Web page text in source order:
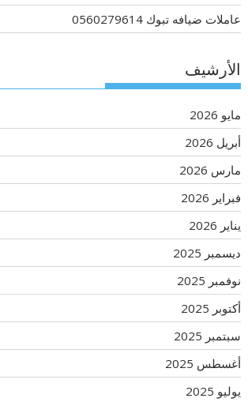
عاملات ضيافه تبوك 0560279614
الأرشيف
مايو 2026
أبريل 2026
مارس 2026
فبراير 2026
يناير 2026
ديسمبر 2025
نوفمبر 2025
أكتوبر 2025
سبتمبر 2025
أغسطس 2025
يوليو 2025